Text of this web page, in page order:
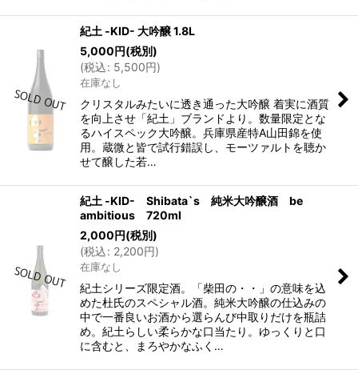
紀土 -KID- 大吟醸 1.8L
5,000円(税別)
(税込: 5,500円)
在庫なし
クリスタルみたいに透き通った大吟醸 着実に酒質
を向上させ「紀土」ブランドより。数量限定とな
るハイスペック大吟醸。兵庫県産特A山田錦を使
用。蔵微と皆で試行錯誤し、モーツァルトを聴か
せて醸した若…
紀土 -KID- Shibata`s 純米大吟醸酒 be
ambitious 720ml
2,000円(税別)
(税込: 2,200円)
在庫なし
紀土シリーズ限定酒。「柴田の・・」の意味を込
めた杜氏のスペシャル酒。純米大吟醸の仕込みの
中で一番良いお酒から選らんび中取りだけを瓶詰
め。紀土らしい柔らかな口当たり。ゆっくりと口
に含むと、まろやかなふく…